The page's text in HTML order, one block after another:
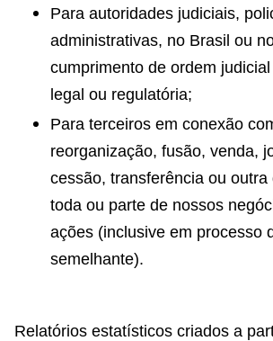
Para autoridades judiciais,
administrativas, no Brasil ou
cumprimento de ordem
legal ou regulatória;
Para terceiros em conexão
reorganização, fusão, venda,
cessão, transferência ou outra
toda ou parte de nossos
ações (inclusive em processo
semelhante).
Relatórios estatísticos criados a